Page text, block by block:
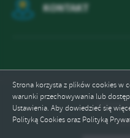
Strona korzysta z plików cookies w
warunki przechowywania lub
Ustawienia. Aby dowiedzieć się
Polityką Cookies oraz PolitykąZAPISZ
KONTAKT